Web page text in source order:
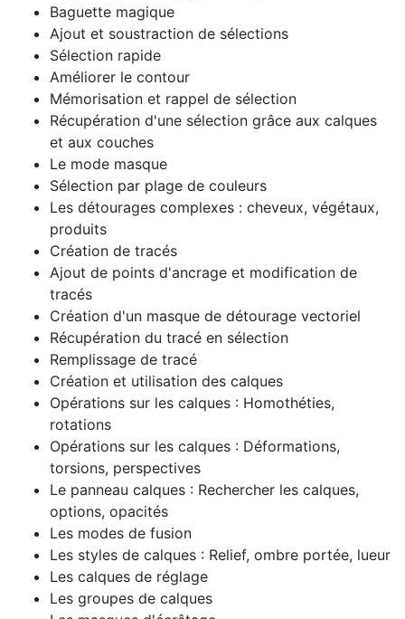
Baguette magique
Ajout et soustraction de sélections
Sélection rapide
Améliorer le contour
Mémorisation et rappel de sélection
Récupération d'une sélection grâce aux calques
et aux couches
Le mode masque
Sélection par plage de couleurs
Les détourages complexes : cheveux, végétaux,
produits
Création de tracés
Ajout de points d'ancrage et modification de
tracés
Création d'un masque de détourage vectoriel
Récupération du tracé en sélection
Remplissage de tracé
Création et utilisation des calques
Opérations sur les calques : Homothéties,
rotations
Opérations sur les calques : Déformations,
torsions, perspectives
Le panneau calques : Rechercher les calques,
options, opacités
Les modes de fusion
Les styles de calques : Relief, ombre portée, lueur
Les calques de réglage
Les groupes de calques